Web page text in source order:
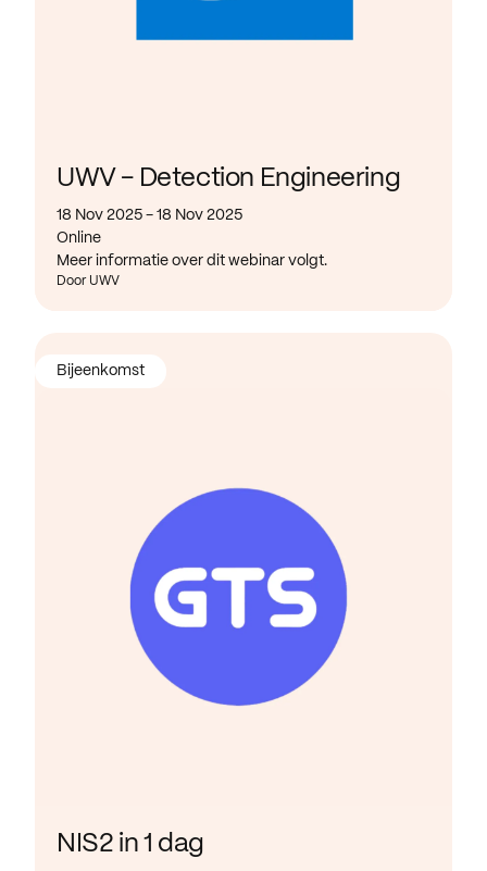
UWV - Detection Engineering
18 Nov 2025 - 18 Nov 2025
Online
Meer informatie over dit webinar volgt.
Door UWV
NIS2 in 1 dag
Bijeenkomst